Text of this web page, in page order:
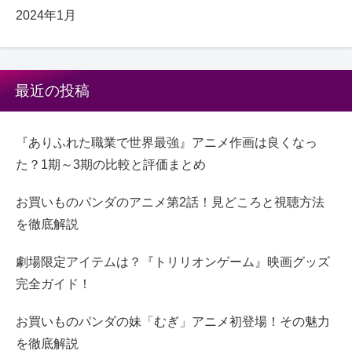
2024年1月
最近の投稿
『ありふれた職業で世界最強』アニメ作画は良くなっ
た？1期～3期の比較と評価まとめ
お買いものパンダのアニメ第2話！見どころと視聴方法
を徹底解説
劇場限定アイテムは？『トリリオンゲーム』映画グッズ
完全ガイド！
お買いものパンダの妹「むぎ」アニメ初登場！その魅力
を徹底解説